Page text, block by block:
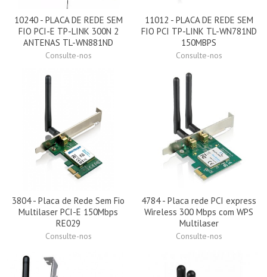
10240 - PLACA DE REDE SEM
FIO PCI-E TP-LINK 300N 2
ANTENAS TL-WN881ND
Consulte-nos
11012 - PLACA DE REDE SEM
FIO PCI TP-LINK TL-WN781ND
150MBPS
Consulte-nos
3804 - Placa de Rede Sem Fio
Multilaser PCI-E 150Mbps
RE029
Consulte-nos
4784 - Placa rede PCI express
Wireless 300 Mbps com WPS
Multilaser
Consulte-nos